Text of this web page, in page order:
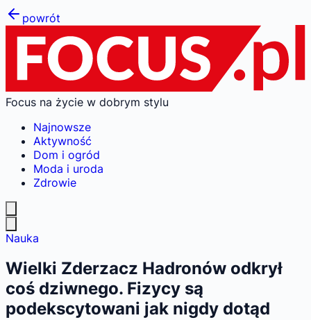
powrót
Focus na życie w dobrym stylu
Najnowsze
Aktywność
Dom i ogród
Moda i uroda
Zdrowie
Nauka
Wielki Zderzacz Hadronów odkrył
coś dziwnego. Fizycy są
podekscytowani jak nigdy dotąd